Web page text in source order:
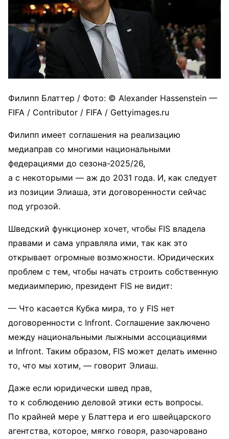
Филипп Блаттер / Фото: © Alexander Hassenstein —
FIFA / Contributor / FIFA / Gettyimages.ru
Филипп имеет соглашения на реализацию
медиаправ со многими национальными
федерациями до сезона-2025/26,
а с некоторыми — аж до 2031 года. И, как следует
из позиции Элиаша, эти договоренности сейчас
под угрозой.
Шведский функционер хочет, чтобы FIS владела
правами и сама управляла ими, так как это
открывает огромные возможности. Юридических
проблем с тем, чтобы начать строить собственную
медиаимперию, президент FIS не видит:
— Что касается Кубка мира, то у FIS нет
договоренности с Infront. Соглашение заключено
между национальными лыжными ассоциациями
и Infront. Таким образом, FIS может делать именно
то, что мы хотим, — говорит Элиаш.
Даже если юридически швед прав,
то к соблюдению деловой этики есть вопросы.
По крайней мере у Блаттера и его швейцарского
агентства, которое, мягко говоря, разочаровано